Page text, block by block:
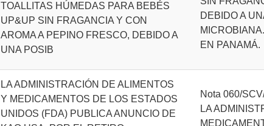
TOALLITAS HÚMEDAS PARA BEBÉS
UP&UP SIN FRAGANCIA Y CON
AROMA A PEPINO FRESCO, DEBIDO A
UNA POSIB
DEBIDO A
EN PANAMÁ.
LA ADMINISTRACIÓN DE ALIMENTOS
Y MEDICAMENTOS DE LOS ESTADOS
UNIDOS (FDA) PUBLICA ANUNCIO DE
Nota 060/
LA